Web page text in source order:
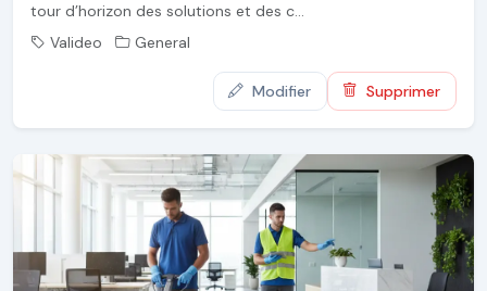
tour d’horizon des solutions et des c...
Valideo
General
Modifier Supprimer